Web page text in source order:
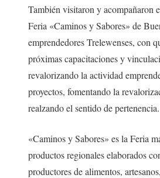
También visitaron y acompañaron
Feria «Caminos y Sabores» de
emprendedores Trelewenses, con
próximas capacitaciones y
revalorizando la actividad
proyectos, fomentando la
realzando el sentido de pertenencia.
«Caminos y Sabores» es la Feria
productos regionales elaborados
productores de alimentos,